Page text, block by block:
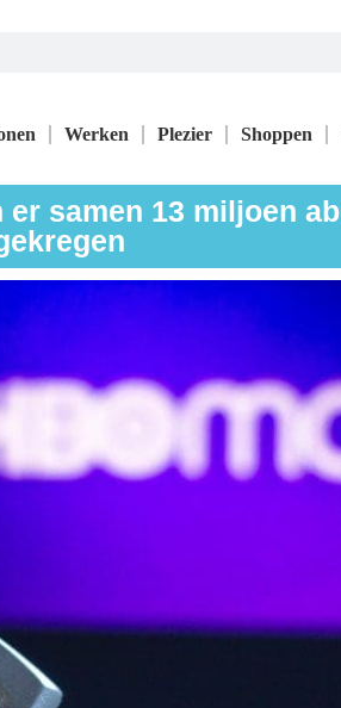
Werken Plezier Shoppen
er samen 13 miljoen